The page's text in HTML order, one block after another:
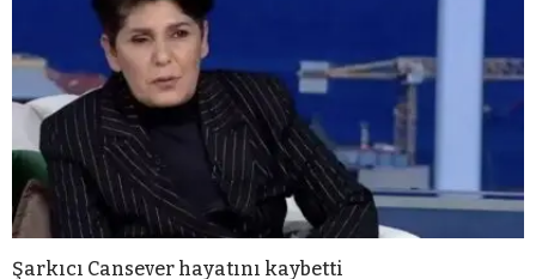
Şarkıcı Cansever hayatını kaybetti